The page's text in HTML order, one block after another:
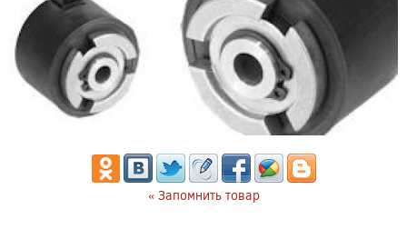
« Запомнить товар